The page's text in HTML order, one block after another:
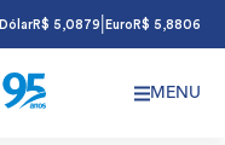
DólarR$ 5,0879 Euro R$ 5,8806
MENU